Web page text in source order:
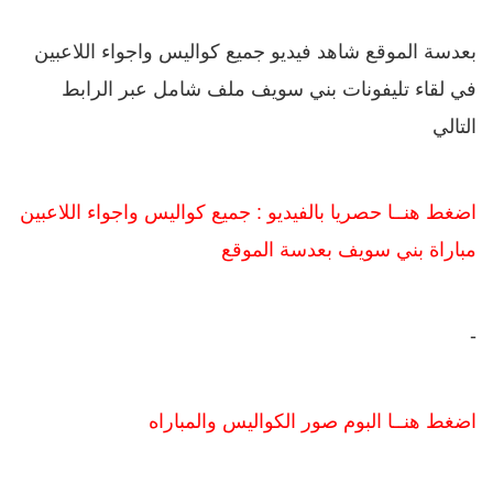
بعدسة الموقع شاهد فيديو جميع كواليس واجواء اللاعبين
في لقاء تليفونات بني سويف ملف شامل عبر الرابط
التالي
اضغط هنــا حصريا بالفيديو : جميع كواليس واجواء اللاعبين
مباراة بني سويف بعدسة الموقع
-
اضغط هنــا البوم صور الكواليس والمباراه